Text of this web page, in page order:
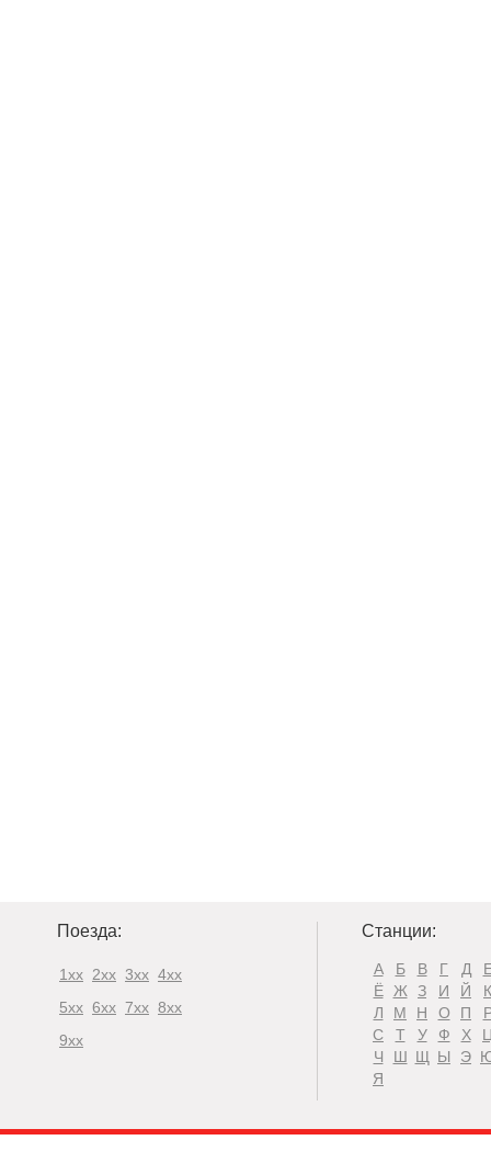
Поезда:
1xx 2xx 3xx 4xx
5xx 6xx 7xx 8xx
9xx
Станции:
А Б В Г Д
Ё
Ж З И Й
К
Л
М Н О П
С
Т У Ф Х
Ч
Ш Щ Ы Э
Я